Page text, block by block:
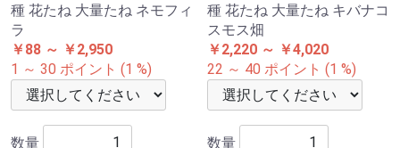
種 花たね 大量たね ネモフィ
ラ
￥88 ～ ￥2,950
1 ～ 30 ポイント (1 %)
数量
種 花たね 大量たね キバナコ
スモス畑
￥2,220 ～ ￥4,020
22 ～ 40 ポイント (1 %)
数量